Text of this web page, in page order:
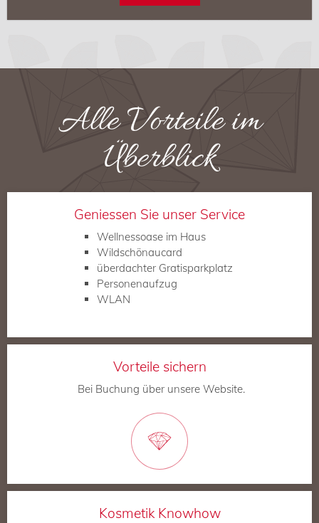
Alle Vorteile im
Überblick
Geniessen Sie unser Service
Wellnessoase im Haus
Wildschönaucard
überdachter Gratisparkplatz
Personenaufzug
WLAN
Vorteile sichern
Bei Buchung über unsere Website.
Kosmetik Knowhow